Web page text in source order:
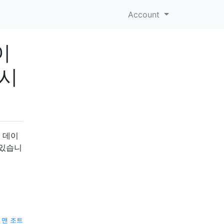
Account
이
습니
맨 조트